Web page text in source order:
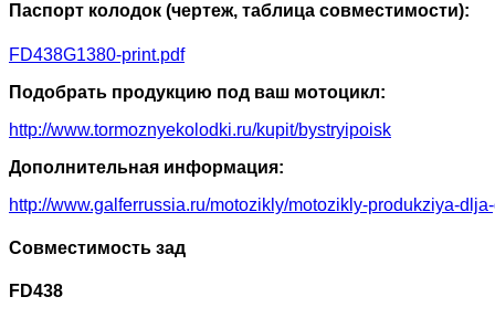
Паспорт колодок (чертеж, таблица совместимости):
FD438G1380-print.pdf
Подобрать продукцию под ваш мотоцикл:
http://www.tormoznyekolodki.ru/kupit/bystryipoisk
Дополнительная информация:
http://www.galferrussia.ru/motozikly/motozikly-produkziya-
Совместимость зад
FD438